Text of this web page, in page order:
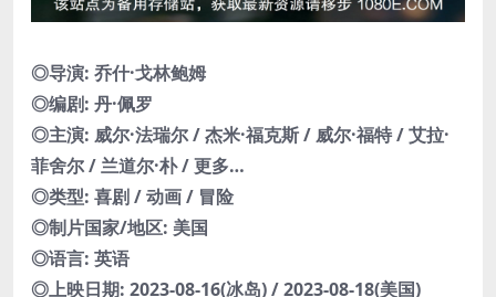
◎导演: 乔什·戈林鲍姆
◎编剧: 丹·佩罗
◎主演: 威尔·法瑞尔 / 杰米·福克斯 / 威尔·福特 / 艾拉·
菲舍尔 / 兰道尔·朴 / 更多…
◎类型: 喜剧 / 动画 / 冒险
◎制片国家/地区: 美国
◎语言: 英语
◎上映日期: 2023-08-16(冰岛) / 2023-08-18(美国)